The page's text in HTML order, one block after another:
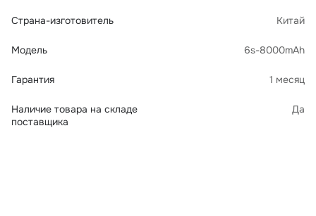
Страна-изготовитель Китай
Модель 6s-8000mAh
Гарантия 1 месяц
Наличие товара на складе
поставщика
Да